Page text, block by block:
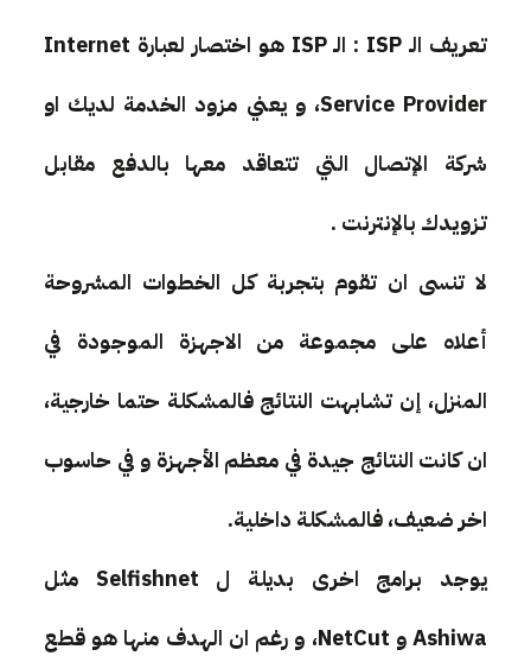
تعريف الـ ISP : الـ ISP هو اختصار لعبارة Internet
Service Provider، و يعني مزود الخدمة لديك او
شركة الإتصال التي تتعاقد معها بالدفع مقابل
تزويدك بالإنترنت .
لا تنسى ان تقوم بتجربة كل الخطوات المشروحة
أعلاه على مجموعة من الاجهزة الموجودة في
المنزل، إن تشابهت النتائج فالمشكلة حتما خارجية،
ان كانت النتائج جيدة في معظم الأجهزة و في حاسوب
اخر ضعيف، فالمشكلة داخلية.
يوجد برامج اخرى بديلة ل Selfishnet مثل
Ashiwa و NetCut، و رغم ان الهدف منها هو قطع